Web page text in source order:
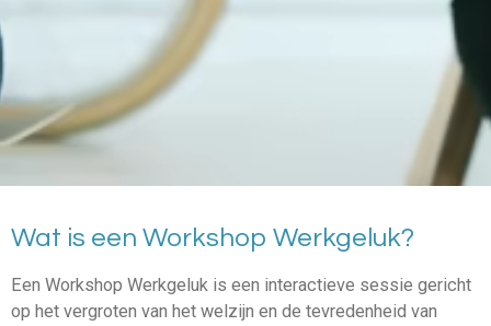
Wat is een Workshop Werkgeluk?
Een Workshop Werkgeluk is een interactieve sessie gericht
op het vergroten van het welzijn en de tevredenheid van